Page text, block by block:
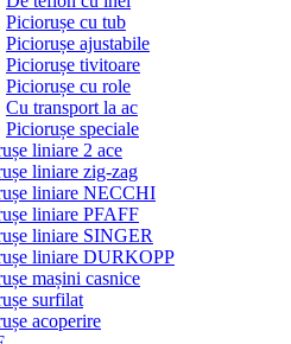
Piciorușe cu tub
Piciorușe ajustabile
Piciorușe tivitoare
Piciorușe cu role
Cu transport la ac
Piciorușe speciale
liniare 2 ace
liniare zig-zag
liniare NECCHI
liniare PFAFF
liniare SINGER
liniare DURKOPP
mașini casnice
surfilat
acoperire